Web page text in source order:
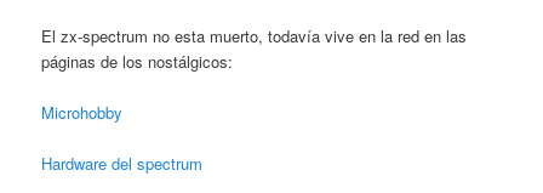
El zx-spectrum no esta muerto, todavía vive en la red en las
páginas de los nostálgicos:
Microhobby
Hardware del spectrum